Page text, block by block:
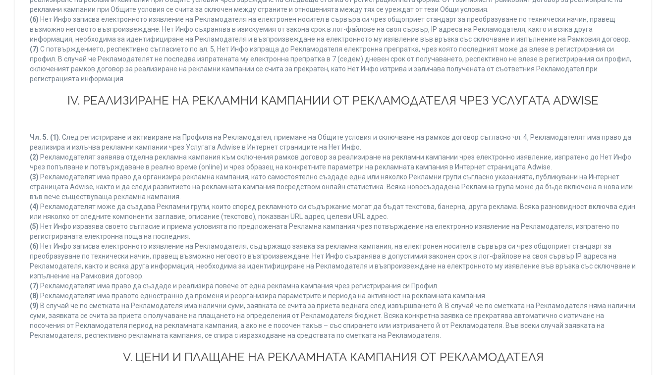
рекламни кампании при Общите условия се счита за сключен между страните и отношенията между тях се уреждат от тези Общи условия.
(6) Нет Инфо записва електронното изявление на Рекламодателя на електронен носител в сървъра си чрез общоприет стандарт за преобразуване по технически начин, правещ
възможно неговото възпроизвеждане. Нет Инфо съхранява в изискуемия от закона срок в лог-файлове на своя сървър, IP адреса на Рекламодателя, както и всяка друга
информация, необходима за идентифициране на Рекламодателя и възпроизвеждане на електронното му изявление във връзка със сключване и изпълнение на Рамковия договор.
(7) С потвърждението, респективно съгласието по ал. 5, Нет Инфо изпраща до Рекламодателя електронна препратка, чрез която последният може да влезе в регистрирания си
профил. В случай че Рекламодателят не последва изпратената му електронна препратка в 7 (седем) дневен срок от получаването, респективно не влезе в регистрирания си профил,
сключеният рамков договор за реализиране на рекламни кампании се счита за прекратен, като Нет Инфо изтрива и заличава получената от съответния Рекламодател при
регистрацията информация.
IV. РЕАЛИЗИРАНЕ НА РЕКЛАМНИ КАМПАНИИ ОТ РЕКЛАМОДАТЕЛЯ ЧРЕЗ УСЛУГАТА ADWISE
Чл. 5. (1) . След регистриране и активиране на Профила на Рекламодател, приемане на Общите условия и сключване на рамков договор съгласно чл. 4, Рекламодателят има право да
реализира и излъчва рекламни кампании чрез Услугата Adwise в Интернет страниците на Нет Инфо.
(2) Рекламодателят заявява отделна рекламна кампания към сключения рамков договор за реализиране на рекламни кампании чрез електронно изявление, изпратено до Нет Инфо
чрез попълване и потвърждаване в реално време (online) и чрез образец на конкретните параметри на рекламната кампания в Интернет страницата Adwise.
(3) Рекламодателят има право да организира рекламна кампания, като самостоятелно създаде една или няколко Рекламни групи съгласно указанията, публикувани на Интернет
страницата Adwise, както и да следи развитието на рекламната кампания посредством онлайн статистика. Всяка новосъздадена Рекламна група може да бъде включена в нова или
във вече съществуваща рекламна кампания.
(4) Рекламодателят може да създава Рекламни групи, които според рекламното си съдържание могат да бъдат текстова, банерна, друга реклама. Всяка разновидност включва един
или няколко от следните компоненти: заглавие, описание (текстово), показван URL адрес, целеви URL адрес.
(5) Нет Инфо изразява своето съгласие и приема условията по предложената Рекламна кампания чрез потвърждение на електронно изявление на Рекламодателя, изпратено по
регистрираната електронна поща на последния.
(6) Нет Инфо записва електронното изявление на Рекламодателя, съдържащо заявка за рекламна кампания, на електронен носител в сървъра си чрез общоприет стандарт за
преобразуване по технически начин, правещ възможно неговото възпроизвеждане. Нет Инфо съхранява в допустимия законен срок в лог-файлове на своя сървър IP адреса на
Рекламодателя, както и всяка друга информация, необходима за идентифициране на Рекламодателя и възпроизвеждане на електронното му изявление във връзка със сключване и
изпълнение на Рамковия договор.
(7) Рекламодателят има право да създаде и реализира повече от една рекламна кампания чрез регистрирания си Профил.
(8) Рекламодателят има правото едностранно да променя и реорганизира параметрите и периода на активност на рекламната кампания.
(9) В случай че по сметката на Рекламодателя има налични суми, заявката се счита за приета веднага след извършването й. В случай че по сметката на Рекламодателя няма налични
суми, заявката се счита за приета с получаване на плащането на определения от Рекламодателя бюджет. Всяка конкретна заявка се прекратява автоматично с изтичане на
посочения от Рекламодателя период на рекламната кампания, а ако не е посочен такъв – със спирането или изтриването й от Рекламодателя. Във всеки случай заявката на
Рекламодателя, респективно рекламната кампания, се спира с изразходване на средствата по сметката на Рекламодателя.
V. ЦЕНИ И ПЛАЩАНЕ НА РЕКЛАМНАТА КАМПАНИЯ ОТ РЕКЛАМОДАТЕЛЯ